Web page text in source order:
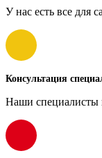
У нас есть все для
Консультация
Наши специалисты